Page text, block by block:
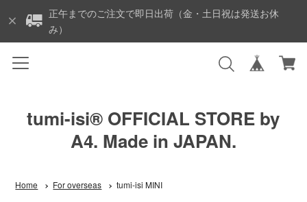
正午までのご注文で即日出荷（金・土日祝は発送お休
み）
tumi-isi®︎ OFFICIAL STORE by
A4. Made in JAPAN.
Home For overseas tumi-isi MINI